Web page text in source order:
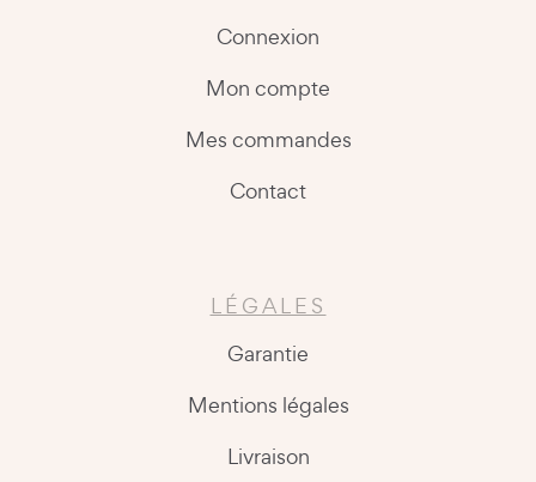
Connexion
Mon compte
Mes commandes
Contact
LÉGALES
Garantie
Mentions légales
Livraison